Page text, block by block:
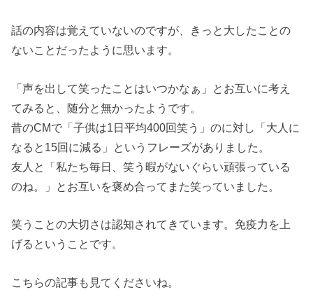
話の内容は覚えていないのですが、きっと大したことの
ないことだったように思います。
「声を出して笑ったことはいつかなぁ」とお互いに考え
てみると、随分と無かったようです。
昔のCMで「子供は1日平均400回笑う」のに対し「大人に
なると15回に減る」というフレーズがありました。
友人と「私たち毎日、笑う暇がないぐらい頑張っている
のね。」とお互いを褒め合ってまた笑っていました。
笑うことの大切さは認知されてきています。免疫力を上
げるということです。
こちらの記事も見てくださいね。